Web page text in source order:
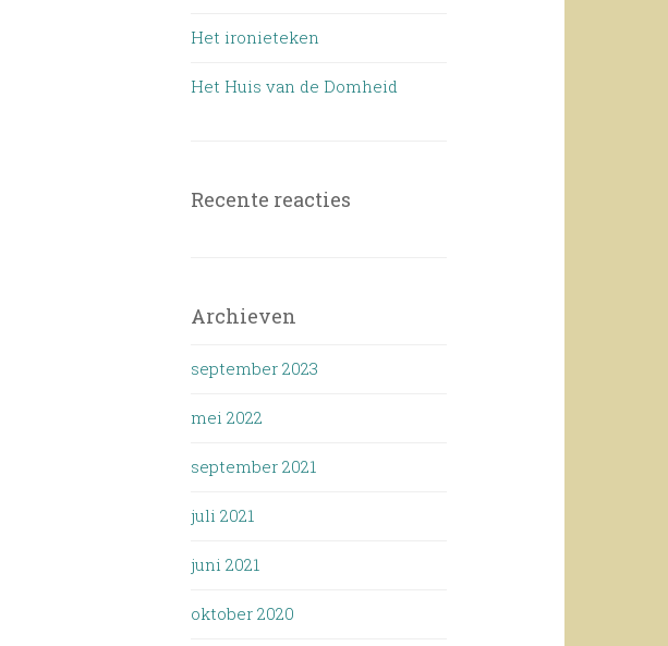
Het ironieteken
Het Huis van de Domheid
Recente reacties
Archieven
september 2023
mei 2022
september 2021
juli 2021
juni 2021
oktober 2020